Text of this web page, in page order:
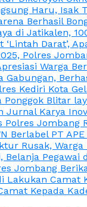
Haru, Isak
Berhasil
di Jatikalen,
Darat’,
Polres
Warga
Gabungan,
Kediri Kota
Blitar
Jurnal Karya
Jombang
Berlabel PT
Rusak,
Pegawai
Jombang
Lakukan
Kepada